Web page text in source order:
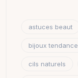
astuces beaut
bijoux tendance
cils naturels